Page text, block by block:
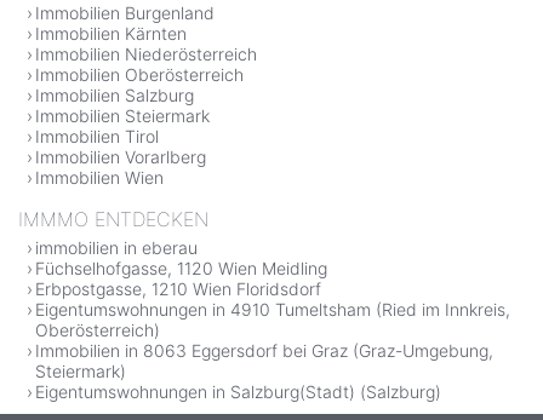
Immobilien Burgenland
Immobilien Kärnten
Immobilien Niederösterreich
Immobilien Oberösterreich
Immobilien Salzburg
Immobilien Steiermark
Immobilien Tirol
Immobilien Vorarlberg
Immobilien Wien
IMMMO ENTDECKEN
immobilien in eberau
Füchselhofgasse, 1120 Wien Meidling
Erbpostgasse, 1210 Wien Floridsdorf
Eigentumswohnungen in 4910 Tumeltsham (Ried im Innkreis,
Oberösterreich)
Immobilien in 8063 Eggersdorf bei Graz (Graz-Umgebung,
Steiermark)
Eigentumswohnungen in Salzburg(Stadt) (Salzburg)